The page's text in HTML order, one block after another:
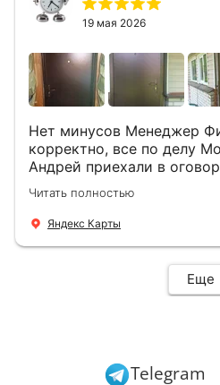
19 мая 2026
Нет минусов Менеджер
корректно, все по делу
Андрей приехали в
Демонтировали старую
новую буквально за час
+ нормальные цены Всем
Читать полностью
Яндекс Карты
Еще
Telegram